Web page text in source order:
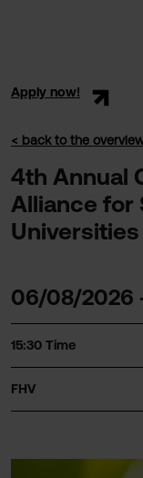
Apply now!
< back to the
4th Annual
Alliance for
Universities
06/08/2026
15:30 Time
FHV